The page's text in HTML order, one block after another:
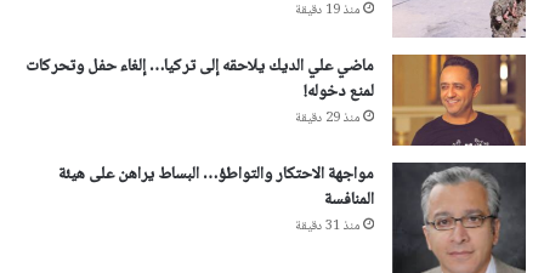
منذ 19 دقيقة
ماضي علي الديك يلاحقه إلى تركيا… إلغاء حفل وتحركات
لمنع دخوله!
منذ 29 دقيقة
مواجهة الاحتكار والتواطؤ… البساط يراهن على هيئة
المنافسة
منذ 31 دقيقة